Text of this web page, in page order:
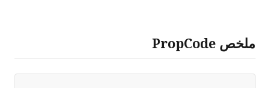
ملخص PropCode